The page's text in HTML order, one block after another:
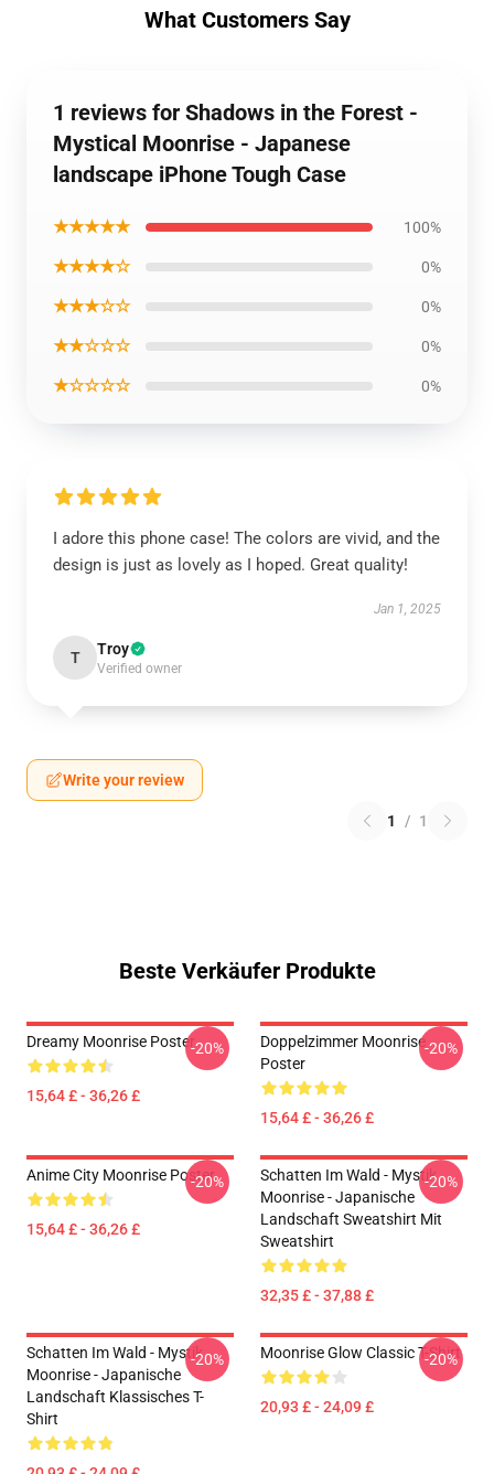
What Customers Say
1 reviews for Shadows in the Forest -
Mystical Moonrise - Japanese
landscape iPhone Tough Case
★★★★★ 100%
★★★★☆ 0%
★★★☆☆ 0%
★★☆☆☆ 0%
★☆☆☆☆ 0%
I adore this phone case! The colors are vivid, and the
design is just as lovely as I hoped. Great quality!
Jan 1, 2025
T Troy
Verified owner
Write your review
1 / 1
Beste Verkäufer Produkte
Dreamy Moonrise Poster
15,64 £ - 36,26 £
-20%
Doppelzimmer Moonrise
Poster
15,64 £ - 36,26 £
-20%
Anime City Moonrise Poster
15,64 £ - 36,26 £
-20%
Schatten Im Wald - Mystik
Moonrise - Japanische
Landschaft Sweatshirt Mit
Sweatshirt
32,35 £ - 37,88 £
-20%
Schatten Im Wald - Mystik
Moonrise - Japanische
Landschaft Klassisches T-
Shirt
-20% Moonrise Glow Classic T-Shirt
20,93 £ - 24,09 £
-20%